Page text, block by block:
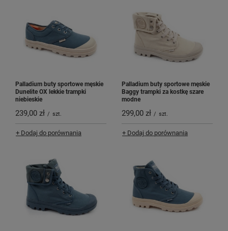
Palladium buty sportowe męskie
Dunelite OX lekkie trampki
niebieskie
239,00 zł / szt.
+ Dodaj do porównania
Palladium buty sportowe męskie
Baggy trampki za kostkę szare
modne
299,00 zł / szt.
+ Dodaj do porównania